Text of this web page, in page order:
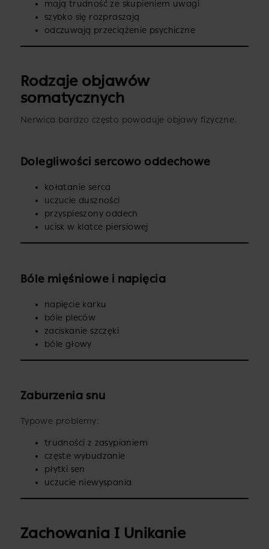
mają trudność ze skupieniem uwagi
szybko się rozpraszają
odczuwają przeciążenie psychiczne
Rodzaje objawów
somatycznych
Nerwica bardzo często powoduje objawy fizyczne.
Dolegliwości sercowo oddechowe
kołatanie serca
uczucie duszności
przyspieszony oddech
ucisk w klatce piersiowej
Bóle mięśniowe i napięcia
napięcie karku
bóle pleców
zaciskanie szczęki
bóle głowy
Zaburzenia snu
Typowe problemy:
trudności z zasypianiem
częste wybudzanie
płytki sen
uczucie niewyspania
Zachowania I Unikanie